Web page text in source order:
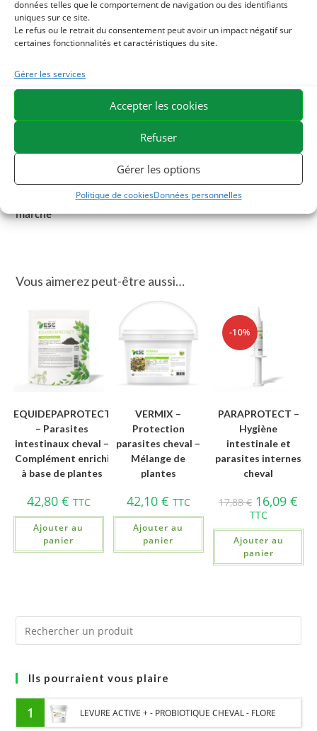
données telles que le comportement de navigation ou des identifiants
uniques sur ce site.
Le refus ou le retrait du consentement peut avoir un impact négatif sur
certaines fonctionnalités et caractéristiques du site.
Gérer les services
Accepter les cookies
Refuser
Gérer les options
Politique de cookiesDonnées personnelles
Parasyl est un complément liquide qui soutient les
processus de défense naturelle en cas de parasites
intestinaux chez le cheval :
L’efficacité de Parasyl est due à l’association de 5 teintures
mères : absinthe – ail – armoise – échinacée – tanaisie.
ESC Laboratoire est une société pionnière en
phytothérapie équine. Nous sommes spécialisés dans la
appliqués aux soins de confort équins et proposons la
gamme de produits naturels pour chevaux la plus large du
marché
Vous aimerez peut-être aussi…
EQUIDEPAPROTECT
– Parasites
intestinaux cheval –
Complément enrichi
à base de plantes
42,80 € TTC
Ajouter au
panier
VERMIX –
Protection
parasites cheval –
Mélange de
plantes
42,10 € TTC
Ajouter au
panier
-10%
PARAPROTECT –
Hygiène
intestinale et
parasites internes
cheval
17,88€ 16,09€
TTC
Ajouter au
panier
Ils pourraient vous plaire
1 LEVURE ACTIVE + - PROBIOTIQUE CHEVAL - FLORE